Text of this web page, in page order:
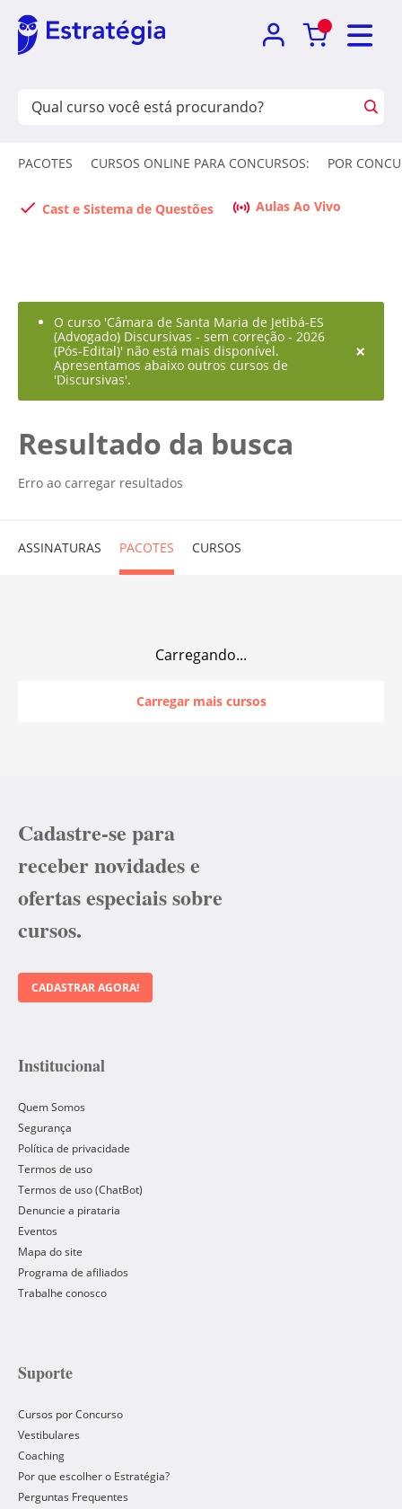
PACOTES CURSOS ONLINE PARA CONCURSOS: POR
Cast e Sistema de Questões Aulas Ao Vivo
O curso 'Câmara de Santa Maria de Jetibá-ES
(Advogado) Discursivas - sem correção - 2026
(Pós-Edital)' não está mais disponível.
Apresentamos abaixo outros cursos de
'Discursivas'.
×
Resultado da busca
Erro ao carregar resultados
ASSINATURAS PACOTES CURSOS
Carregando...
Carregar mais cursos
Cadastre-se para
receber novidades e
ofertas especiais sobre
cursos.
CADASTRAR AGORA!
Institucional
Quem Somos
Segurança
Política de privacidade
Termos de uso
Termos de uso (ChatBot)
Denuncie a pirataria
Eventos
Mapa do site
Programa de afiliados
Trabalhe conosco
Suporte
Cursos por Concurso
Vestibulares
Coaching
Por que escolher o Estratégia?
Perguntas Frequentes